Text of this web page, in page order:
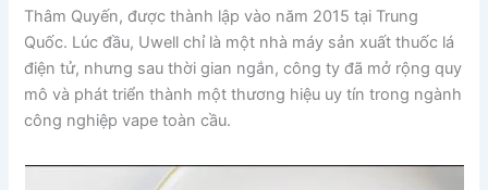
Thâm Quyến, được thành lập vào năm 2015 tại Trung
Quốc. Lúc đầu, Uwell chỉ là một nhà máy sản xuất thuốc lá
điện tử, nhưng sau thời gian ngắn, công ty đã mở rộng quy
mô và phát triển thành một thương hiệu uy tín trong ngành
công nghiệp vape toàn cầu.